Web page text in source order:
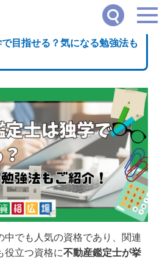
不動産鑑定士は独学で目指せる？気になる勉強
目指せる？気になる勉強法も
中でも人気の資格であり、関連
役立つ資格に不動産鑑定士が挙